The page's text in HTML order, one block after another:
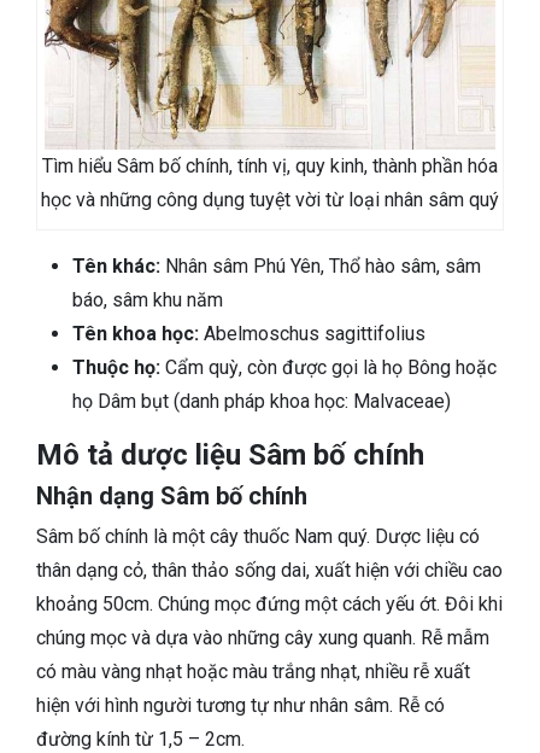
Tìm hiểu Sâm bố chính, tính vị, quy kinh, thành phần hóa
học và những công dụng tuyệt vời từ loại nhân sâm quý
Tên khác: Nhân sâm Phú Yên, Thổ hào sâm, sâm
báo, sâm khu năm
Tên khoa học: Abelmoschus sagittifolius
Thuộc họ: Cẩm quỳ, còn được gọi là họ Bông hoặc
họ Dâm bụt (danh pháp khoa học: Malvaceae)
Mô tả dược liệu Sâm bố chính
Nhận dạng Sâm bố chính
Sâm bố chính là một cây thuốc Nam quý. Dược liệu có
thân dạng cỏ, thân thảo sống dai, xuất hiện với chiều cao
khoảng 50cm. Chúng mọc đứng một cách yếu ớt. Đôi khi
chúng mọc và dựa vào những cây xung quanh. Rễ mẫm
có màu vàng nhạt hoặc màu trắng nhạt, nhiều rễ xuất
hiện với hình người tương tự như nhân sâm. Rễ có
đường kính từ 1,5 – 2cm.